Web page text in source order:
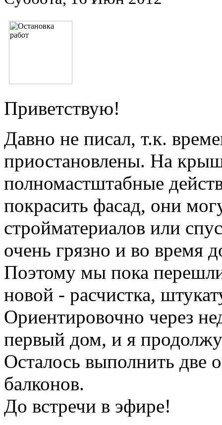
Приветствую!
Давно не писал, т.к.
приостановлены. На
полномастштабные
покрасить фасад, они
стройматериалов или
очень грязно и во время
Поэтому мы пока
новой - расчистка,
Ориентировочно через
первый дом, и я
Осталось выполнить две
балконов.
До встречи в эфире!